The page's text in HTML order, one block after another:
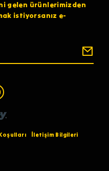
gelen ürünlerimizden
istiyorsanız e-
İletişim Bilgileri